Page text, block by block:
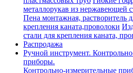
металлорукав из нержавеющей
Пена монтажная, растворитель
крепления каната,проволоки
стали для крепления каната,
Распродажа
Ручной инструмент.
приборы.
Контрольно-измерительные